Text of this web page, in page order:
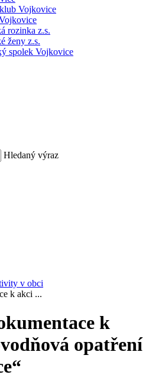
Vojkovice
rozinka z.s.
ženy z.s.
spolek Vojkovice
Hledaný výraz
v obci
k akci ...
k
opatření